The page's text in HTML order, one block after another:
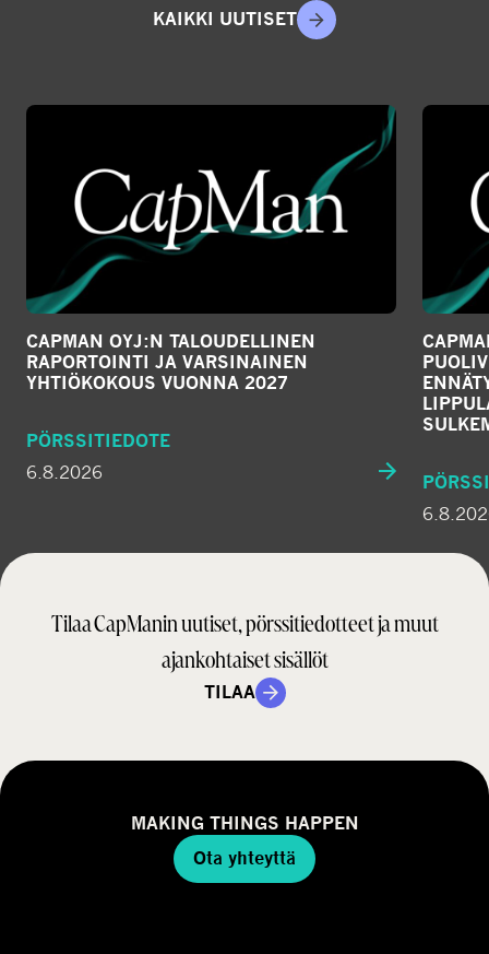
KAIKKI UUTISET
CAPMAN OYJ:N TALOUDELLINEN
RAPORTOINTI JA VARSINAINEN
YHTIÖKOKOUS VUONNA 2027
PÖRSSITIEDOTE
6.8.2026
Tilaa CapManin uutiset, pörssitiedotteet ja muut
ajankohtaiset sisällöt
TILAA
MAKING THINGS HAPPEN
Ota yhteyttä